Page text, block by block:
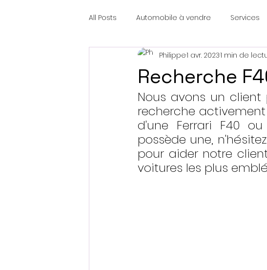
All Posts Automobile à vendre Services
Recherche
Philippe1 avr. 20231 min de
Nous avons un
recherche activement
d'une Ferrari F40
possède une,
pour aider notre
voitures les plus